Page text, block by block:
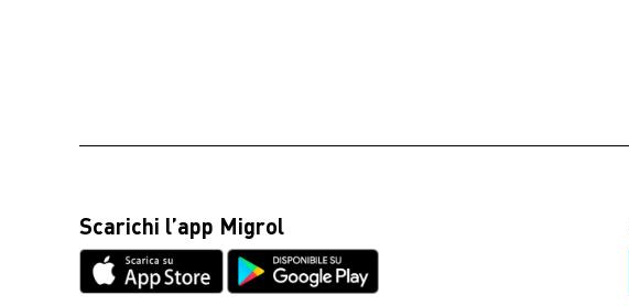
Scarichi l’app Migrol